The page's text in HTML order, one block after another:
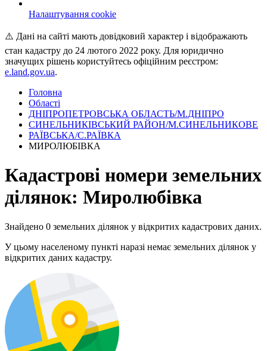
Налаштування cookie
⚠️ Дані на сайті мають довідковий характер і відображають
стан кадастру до 24 лютого 2022 року. Для юридично
значущих рішень користуйтесь офіційним реєстром:
e.land.gov.ua.
Головна
Області
ДНІПРОПЕТРОВСЬКА ОБЛАСТЬ/М.ДНІПРО
СИНЕЛЬНИКІВСЬКИЙ РАЙОН/М.СИНЕЛЬНИКОВЕ
РАЇВСЬКА/С.РАЇВКА
МИРОЛЮБІВКА
Кадастрові номери земельних
ділянок: Миролюбівка
Знайдено 0 земельних ділянок у відкритих кадастрових даних.
У цьому населеному пункті наразі немає земельних ділянок у
відкритих даних кадастру.